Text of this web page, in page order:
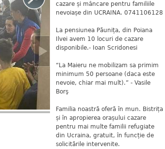
cazare și mâncare pentru familiile
nevoiașe din UCRAINA. 0741106128
La pensiunea Păunița, din Poiana
Ilvei avem 10 locuri de cazare
disponibile.- Ioan Scridonesi
“La Maieru ne mobilizam sa primim
minimum 50 persoane (daca este
nevoie, chiar mai mult).” - Vasile
Borş
Familia noastră oferă în mun. Bistrița
și în apropierea orașului cazare
pentru mai multe familii refugiate
din Ucraina, gratuit, în funcție de
solicitările intervenite.